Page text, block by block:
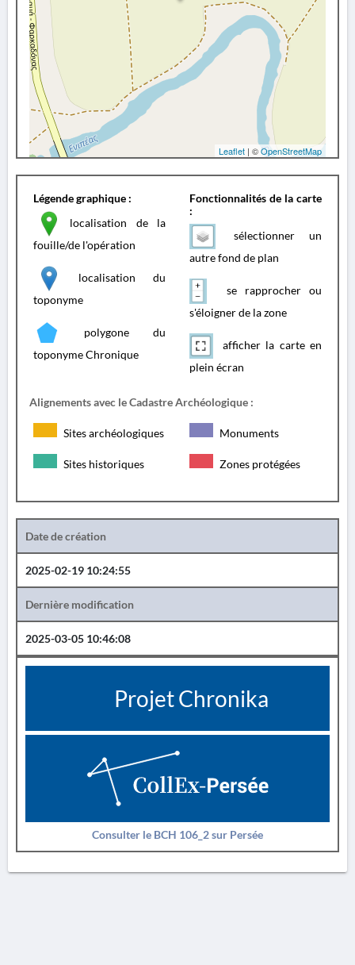
Leaflet | ©OpenStreetMap
Légende graphique :
localisation de la
fouille/de l'opération
localisation du
toponyme
polygone du
toponyme Chronique
Fonctionnalités de la carte
:
sélectionner un
autre fond de plan
se rapprocher ou
s'éloigner de la zone
afficher la carte en
plein écran
Alignements avec le Cadastre Archéologique :
Sites archéologiques Monuments
Sites historiques Zones protégées
Date de création
2025-02-19 10:24:55
Dernière modification
2025-03-05 10:46:08
Projet Chronika
Consulter le BCH 106_2 sur Persée